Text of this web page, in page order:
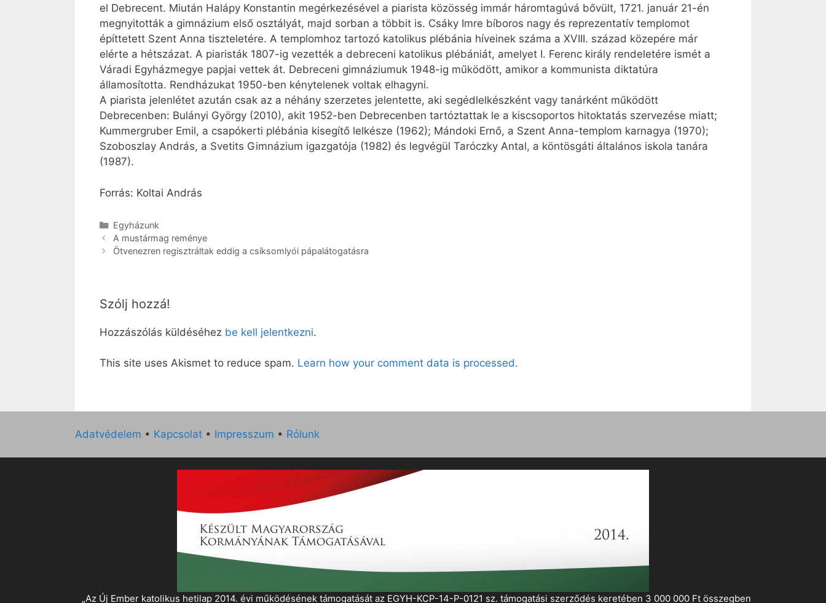
el Debrecent. Miután Halápy Konstantin megérkezésével a piarista közösség immár háromtagúvá bővült, 1721. január 21-én
megnyitották a gimnázium első osztályát, majd sorban a többit is. Csáky Imre bíboros nagy és reprezentatív templomot
építtetett Szent Anna tiszteletére. A templomhoz tartozó katolikus plébánia híveinek száma a XVIII. század közepére már
elérte a hétszázat. A piaristák 1807-ig vezették a debreceni katolikus plébániát, amelyet I. Ferenc király rendeletére ismét a
Váradi Egyházmegye papjai vettek át. Debreceni gimnáziumuk 1948-ig működött, amikor a kommunista diktatúra
államosította. Rendházukat 1950-ben kénytelenek voltak elhagyni.
A piarista jelenlétet azután csak az a néhány szerzetes jelentette, aki segédlelkészként vagy tanárként működött
Debrecenben: Bulányi György (2010), akit 1952-ben Debrecenben tartóztattak le a kiscsoportos hitoktatás szervezése miatt;
Kummergruber Emil, a csapókerti plébánia kisegítő lelkésze (1962); Mándoki Ernő, a Szent Anna-templom karnagya (1970);
Szoboszlay András, a Svetits Gimnázium igazgatója (1982) és legvégül Taróczky Antal, a köntösgáti általános iskola tanára
(1987).
Forrás: Koltai András
Kategória
Egyházunk
A mustármag reménye
Ötvenezren regisztráltak eddig a csíksomlyói pápalátogatásra
Szólj hozzá!
Hozzászólás küldéséhez be kell jelentkezni.
This site uses Akismet to reduce spam. Learn how your comment data is processed.
Adatvédelem • Kapcsolat • Impresszum • Rólunk
„Az Új Ember katolikus hetilap 2014. évi működésének támogatását az EGYH-KCP-14-P-0121 sz. támogatási szerződés keretében 3 000 000 Ft összegben